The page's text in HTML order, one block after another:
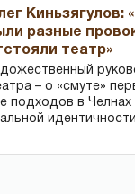
Киньзягулов:
разные
театр»
– о «смуте»
подходов в Челнах